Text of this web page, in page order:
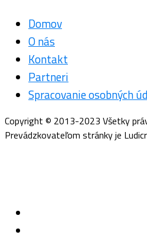
Domov
O nás
Kontakt
Partneri
Spracovanie osobných
Copyright © 2013-2023 Všetky
Prevádzkovateľom stránky je